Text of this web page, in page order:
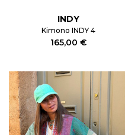
INDY
Kimono INDY 4
165,00 €